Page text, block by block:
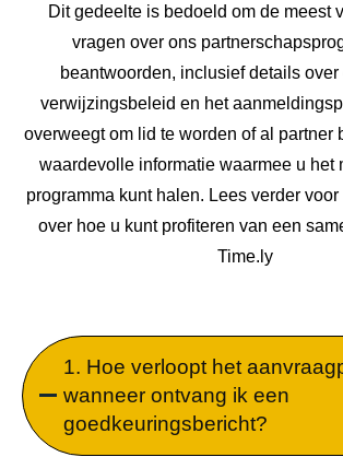
Dit gedeelte is bedoeld om de meest
vragen over ons
beantwoorden, inclusief details over
verwijzingsbeleid en het
overweegt om lid te worden of al partner
waardevolle informatie waarmee u het
programma kunt halen. Lees verder
over hoe u kunt profiteren van een
Time.ly
1. Hoe verloopt het
wanneer ontvang ik een
goedkeuringsbericht?